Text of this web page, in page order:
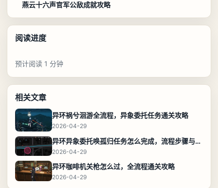
燕云十六声官军公敌成就攻略
阅读进度
预计阅读 1 分钟
相关文章
异环祸兮洄游全流程，异象委托任务通关攻略
2026-04-29
异环异象委托唤孤归任务怎么完成，流程步骤与位置攻略
2026-04-29
异环咖啡机关枪怎么过，全流程通关攻略
2026-04-29